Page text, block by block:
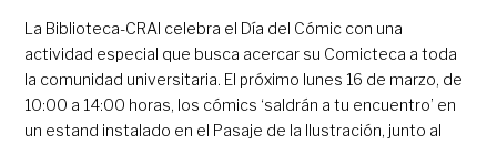
La Biblioteca-CRAI celebra el Día del Cómic con una
actividad especial que busca acercar su Comicteca a toda
la comunidad universitaria. El próximo lunes 16 de marzo, de
10:00 a 14:00 horas, los cómics ‘saldrán a tu encuentro’ en
un estand instalado en el Pasaje de la Ilustración, junto al